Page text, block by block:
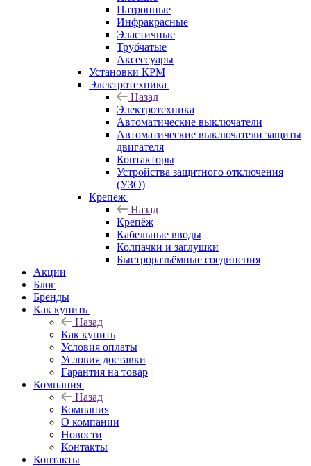
Патронные
Инфракрасные
Эластичные
Трубчатые
Аксессуары
Установки КРМ
Электротехника
Назад
Электротехника
Автоматические выключатели
Автоматические выключатели защиты
двигателя
Контакторы
Устройства защитного отключения
(УЗО)
Крепёж
Назад
Крепёж
Кабельные вводы
Колпачки и заглушки
Быстроразъёмные соединения
Акции
Блог
Бренды
Как купить
Назад
Как купить
Условия оплаты
Условия доставки
Гарантия на товар
Компания
Назад
Компания
О компании
Новости
Контакты
Контакты